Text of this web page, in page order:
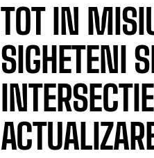
TOT IN
SIGHETENI